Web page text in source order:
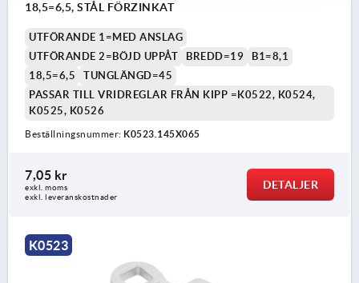
18,5=6,5, STÅL FÖRZINKAT
UTFÖRANDE 1=MED ANSLAG
UTFÖRANDE 2=BÖJD UPPÅT
BREDD=19
B1=8,1
18,5=6,5
TUNGLÄNGD=45
PASSAR TILL VRIDREGLAR FRÅN KIPP =K0522, K0524,
K0525, K0526
Beställningsnummer: K0523.145X065
7,05 kr
exkl. moms
exkl. leveranskostnader
DETALJER
K0523